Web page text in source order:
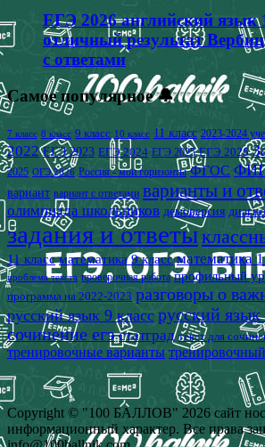
ЕГЭ 2026 английский язык
отличный результат
с ответами
Самое популярное 🔔
7 класс 8 класс 9 класс 10 класс 11 класс 2023-2024
2022 ЕГЭ 2023 ЕГЭ 2024 ЕГЭ 2025 ЕГЭ 2026
2025 ОГЭ 2026 Россия - мои горизонты ФГОС
вариант вариант с ответами варианты и
олимпиада школьников демоверсия
задания и ответы
11 класс математика 9 класс математика
проблема текста проверочная работа профильный
программа на 2022-2023 разговоры о
русский язык 9 класс русский язык
сочинение егэ статград текст для
тренировочные варианты
Copyright © "100 БАЛЛОВ" 2026 сайт
информационный характер. Все права